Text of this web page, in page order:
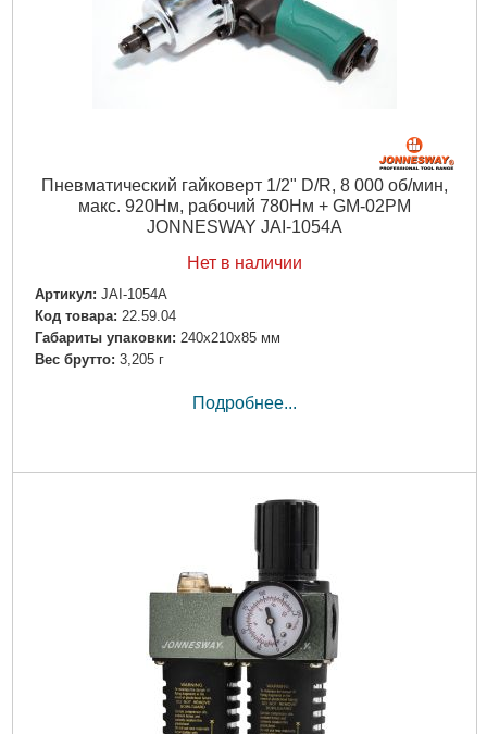
Пневматический гайковерт 1/2" D/R, 8 000 об/мин,
макс. 920Нм, рабочий 780Нм + GM-02PM
JONNESWAY JAI-1054A
Нет в наличии
Артикул: JAI-1054A
Код товара: 22.59.04
Габариты упаковки: 240x210x85 мм
Вес брутто: 3,205 г
Подробнее...